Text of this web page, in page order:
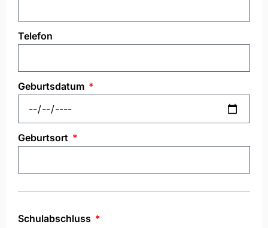
Telefon
Geburtsdatum
Geburtsort
Schulabschluss